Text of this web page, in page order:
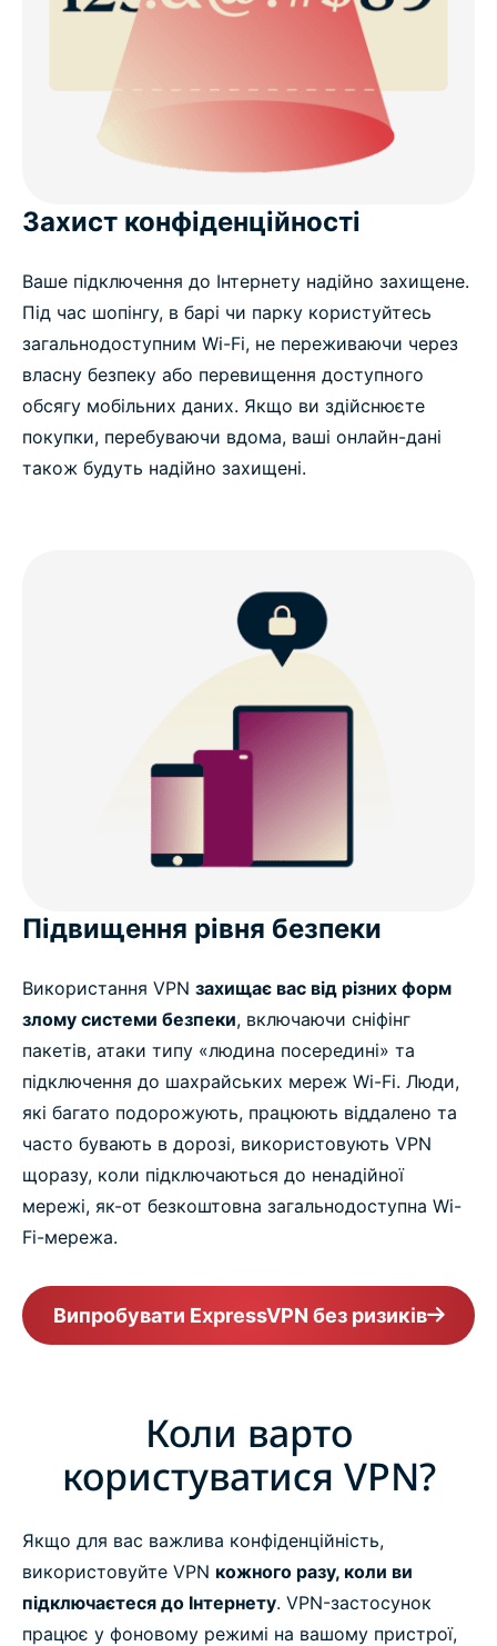
Захист конфіденційності
Ваше підключення до Інтернету надійно захищене.
Під час шопінгу, в барі чи парку користуйтесь
загальнодоступним Wi-Fi, не переживаючи через
власну безпеку або перевищення доступного
обсягу мобільних даних. Якщо ви здійснюєте
покупки, перебуваючи вдома, ваші онлайн-дані
також будуть надійно захищені.
Підвищення рівня безпеки
Використання VPN захищає вас від різних форм
злому системи безпеки, включаючи сніфінг
пакетів, атаки типу «людина посередині» та
підключення до шахрайських мереж Wi-Fi. Люди,
які багато подорожують, працюють віддалено та
часто бувають в дорозі, використовують VPN
щоразу, коли підключаються до ненадійної
мережі, як-от безкоштовна загальнодоступна Wi-
Fi-мережа.
Випробувати ExpressVPN без ризиків
Коли варто
користуватися VPN?
Якщо для вас важлива конфіденційність,
використовуйте VPN кожного разу, коли ви
підключаєтеся до Інтернету. VPN-застосунок
працює у фоновому режимі на вашому пристрої,